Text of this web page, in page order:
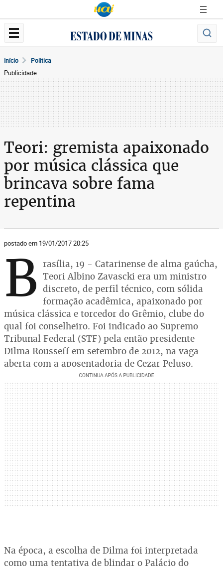
Início Politica
Publicidade
Teori: gremista apaixonado
por música clássica que
brincava sobre fama
repentina
postado em 19/01/2017 20:25
B rasília, 19 - Catarinense de alma gaúcha,
Teori Albino Zavascki era um ministro
discreto, de perfil técnico, com sólida
formação acadêmica, apaixonado por
música clássica e torcedor do Grêmio, clube do
qual foi conselheiro. Foi indicado ao Supremo
Tribunal Federal (STF) pela então presidente
Dilma Rousseff em setembro de 2012, na vaga
aberta com a aposentadoria de Cezar Peluso.
Na época, a escolha de Dilma foi interpretada
como uma tentativa de blindar o Palácio do